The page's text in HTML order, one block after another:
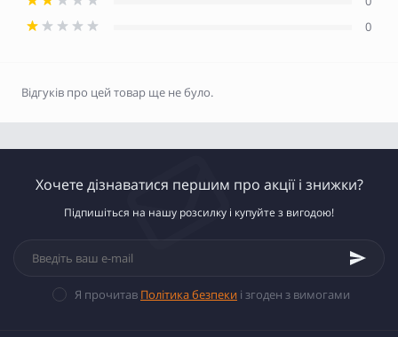
0
Відгуків про цей товар ще не було.
Хочете дізнаватися першим про акції і знижки?
Підпишіться на нашу розсилку і купуйте з вигодою!
Я прочитав Політика безпеки і згоден з вимогами